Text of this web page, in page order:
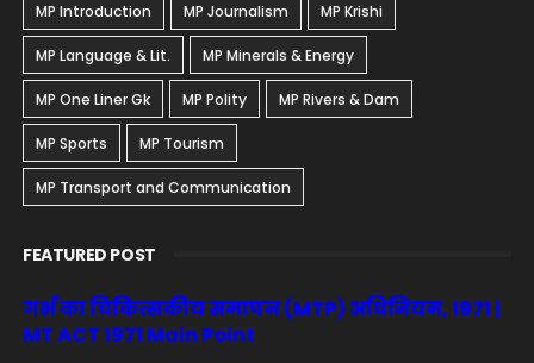
MP Introduction MP Journalism MP Krishi
MP Language & Lit. MP Minerals & Energy
MP One Liner Gk MP Polity MP Rivers & Dam
MP Sports MP Tourism
MP Transport and Communication
FEATURED POST
गर्भ का चिकित्सकीय समापन (MTP) अधिनियम, 1971 |
MT ACT 1971 Main Point